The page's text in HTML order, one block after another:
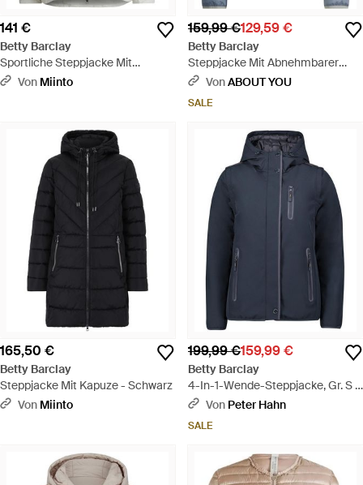
141 €
Betty Barclay
Sportliche Steppjacke Mit
Abnehmbarer Kapuze - Grau
Von Miinto
159,99 €129,59 €
Betty Barclay
Steppjacke Mit Abnehmbarer
Kapuze - Blau
VonABOUT YOU
SALE
165,50 €
Betty Barclay
Steppjacke Mit Kapuze - Schwarz
Von Miinto
199,99 €159,99 €
Betty Barclay
4-In-1-Wende-Steppjacke, Gr. S -
BlauVon Peter Hahn
SALE